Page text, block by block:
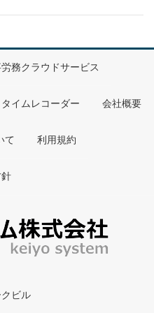
労務クラウドサービス
イムレコーダー 会社概要
て 利用規約
ビル